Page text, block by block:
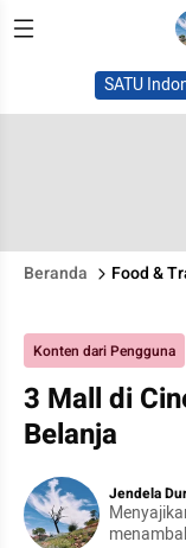
SATU
Beranda Food &
Konten dari Pengguna
3 Mall di
Belanja
Jendela